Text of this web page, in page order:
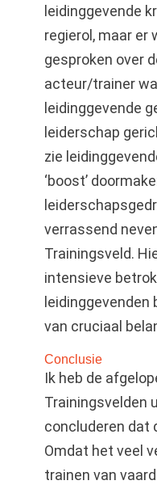
leidinggevende
regierol, maar er
gesproken over
acteur/trainer
leidinggevende
leiderschap
zie
‘boost’
verrassend
Trainingsveld.
intensieve
van cruciaal
Conclusie
Ik heb de
Trainingsvelden
concluderen dat
Omdat het veel
trainen van